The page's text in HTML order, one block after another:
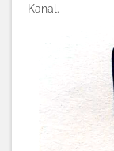
Kanal.